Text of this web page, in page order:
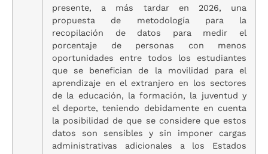
presente, a más tardar en 2026, una
propuesta de metodología para la
recopilación de datos para medir el
porcentaje de personas con menos
oportunidades entre todos los estudiantes
que se benefician de la movilidad para el
aprendizaje en el extranjero en los sectores
de la educación, la formación, la juventud y
el deporte, teniendo debidamente en cuenta
la posibilidad de que se considere que estos
datos son sensibles y sin imponer cargas
administrativas adicionales a los Estados